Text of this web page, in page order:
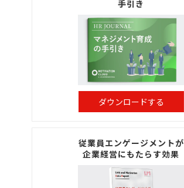
手引き
ダウンロードする
従業員エンゲージメントが
企業経営にもたらす効果